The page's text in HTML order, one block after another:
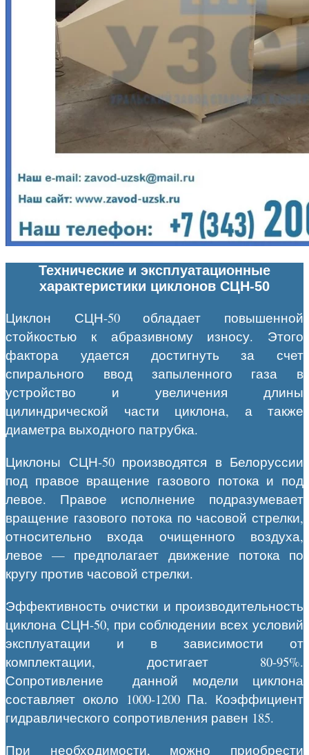
Технические и эксплуатационные
характеристики циклонов СЦН-50
Циклон СЦН-50 обладает повышенной
стойкостью к абразивному износу. Этого
фактора удается достигнуть за счет
спирального ввод запыленного газа в
устройство и увеличения длины
цилиндрической части циклона, а также
диаметра выходного патрубка.
Циклоны СЦН-50 производятся в Белоруссии
под правое вращение газового потока и под
левое. Правое исполнение подразумевает
вращение газового потока по часовой стрелки,
относительно входа очищенного воздуха,
левое — предполагает движение потока по
кругу против часовой стрелки.
Эффективность очистки и производительность
циклона СЦН-50, при соблюдении всех условий
эксплуатации и в зависимости от
комплектации, достигает 80-95%.
Сопротивление данной модели циклона
составляет около 1000-1200 Па. Коэффициент
гидравлического сопротивления равен 185.
При необходимости, можно приобрести